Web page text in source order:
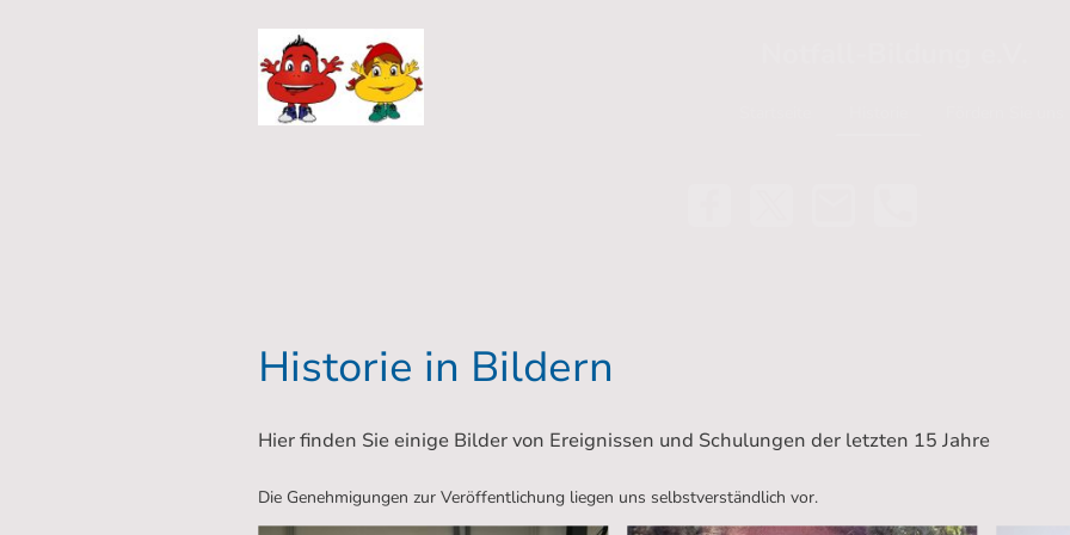
Historie in Bildern
Hier finden Sie einige Bilder von Ereignissen und Schulungen der letzten 15 Jahre
Die Genehmigungen zur Veröffentlichung liegen uns selbstverständlich vor.